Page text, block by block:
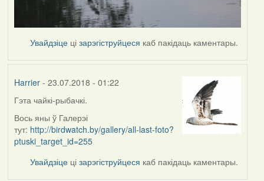
Увайдзіце цізарэгіструйцеся каб пакідаць каментары.
Harrier- 23.07.2018 - 01:22
In
reply
to
by
Гэта чайкі-рыбачкі.
Вось яны ў Галерэі
тут: http://birdwatch.by/gallery/all-last-foto?
ptuski_target_id=255
Увайдзіце цізарэгіструйцеся каб пакідаць каментары.